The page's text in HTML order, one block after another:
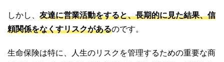
しかし、 友達に営業活動をすると、長期的に見た結果、信
頼関係をなくすリスクがあるのです。
生命保険は特に、人生のリスクを管理するための重要な商